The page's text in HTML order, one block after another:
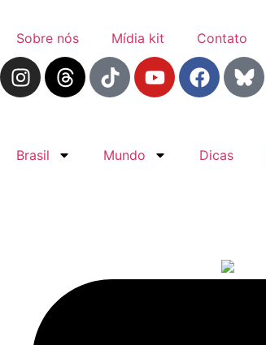
Sobre nós Mídia kit Contato
Brasil Mundo Dicas